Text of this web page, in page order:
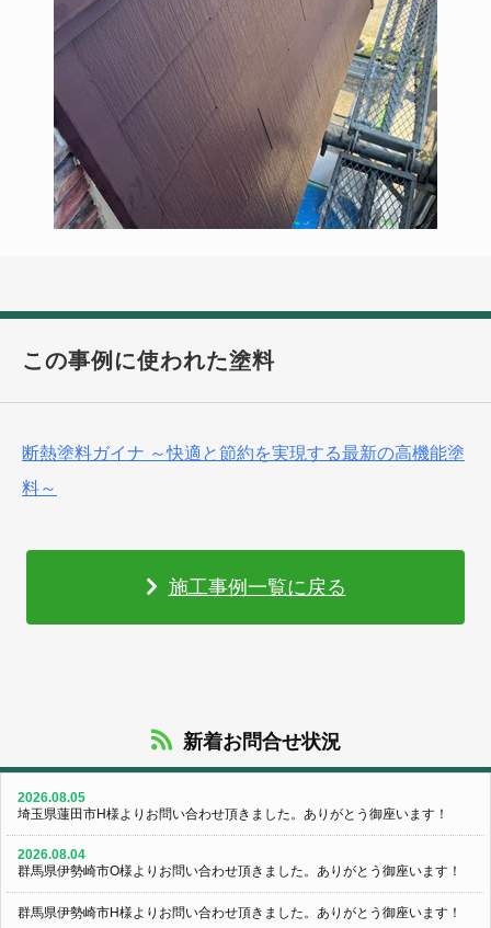
この事例に使われた塗料
断熱塗料ガイナ ～快適と節約を実現する最新の高機能塗
料～
施工事例一覧に戻る
新着お問合せ状況
2026.08.05
埼玉県蓮田市H様よりお問い合わせ頂きました。ありがとう御座います！
2026.08.04
群馬県伊勢崎市O様よりお問い合わせ頂きました。ありがとう御座います！
群馬県伊勢崎市H様よりお問い合わせ頂きました。ありがとう御座います！